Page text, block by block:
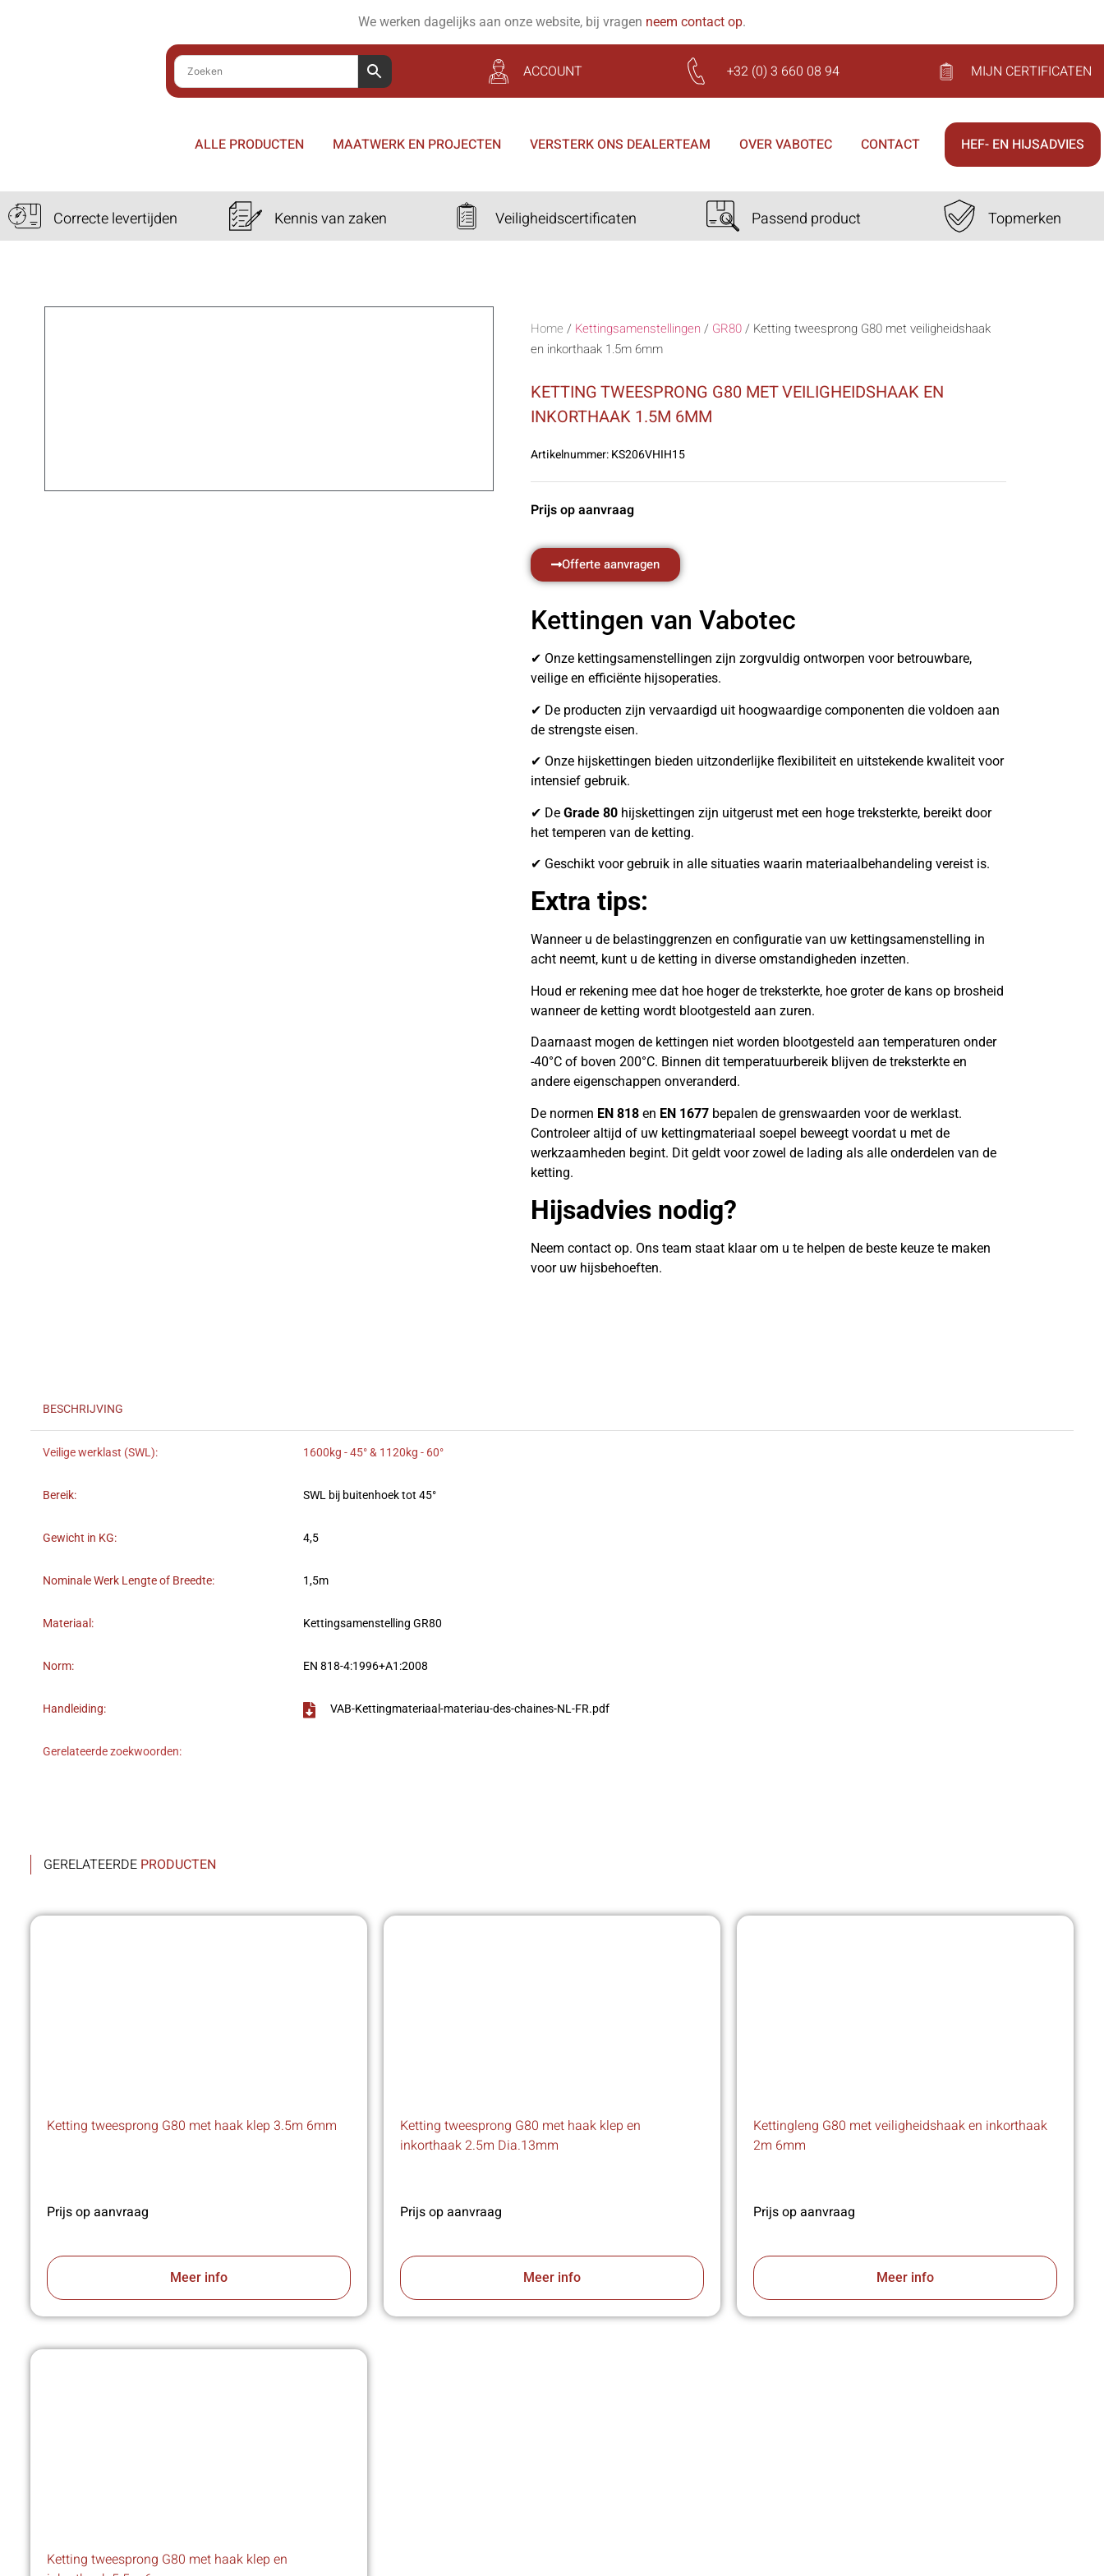
We werken dagelijks aan onze website, bij vragen neem contact op.
ACCOUNT +32 (0) 3 660 08 94 MIJN CERTIFICATEN
ALLE PRODUCTEN MAATWERK EN PROJECTEN VERSTERK ONS DEALERTEAM OVER VABOTEC CONTACT HEF- EN HIJSADVIES
Correcte levertijden Kennis van zaken Veiligheidscertificaten Passend product Topmerken
Home / Kettingsamenstellingen / GR80/ Ketting tweesprong G80 met veiligheidshaak
en inkorthaak 1.5m 6mm
KETTING TWEESPRONG G80 MET VEILIGHEIDSHAAK EN
INKORTHAAK 1.5M 6MM
Artikelnummer:KS206VHIH15
Prijs op aanvraag
Offerte aanvragen
Kettingen van Vabotec
✔ Onze kettingsamenstellingen zijn zorgvuldig ontworpen voor betrouwbare,
veilige en efficiënte hijsoperaties.
✔ De producten zijn vervaardigd uit hoogwaardige componenten die voldoen aan
de strengste eisen.
✔ Onze hijskettingen bieden uitzonderlijke flexibiliteit en uitstekende kwaliteit voor
intensief gebruik.
✔ De Grade 80 hijskettingen zijn uitgerust met een hoge treksterkte, bereikt door
het temperen van de ketting.
✔ Geschikt voor gebruik in alle situaties waarin materiaalbehandeling vereist is.
Extra tips:
Wanneer u de belastinggrenzen en configuratie van uw kettingsamenstelling in
acht neemt, kunt u de ketting in diverse omstandigheden inzetten.
Houd er rekening mee dat hoe hoger de treksterkte, hoe groter de kans op brosheid
wanneer de ketting wordt blootgesteld aan zuren.
Daarnaast mogen de kettingen niet worden blootgesteld aan temperaturen onder
-40°C of boven 200°C. Binnen dit temperatuurbereik blijven de treksterkte en
andere eigenschappen onveranderd.
De normen EN 818 en EN 1677 bepalen de grenswaarden voor de werklast.
Controleer altijd of uw kettingmateriaal soepel beweegt voordat u met de
werkzaamheden begint. Dit geldt voor zowel de lading als alle onderdelen van de
ketting.
Hijsadvies nodig?
Neem contact op. Ons team staat klaar om u te helpen de beste keuze te maken
voor uw hijsbehoeften.
BESCHRIJVING
Veilige werklast (SWL): 1600kg - 45° & 1120kg - 60°
Bereik: SWL bij buitenhoek tot 45°
Gewicht in KG: 4,5
Nominale Werk Lengte of Breedte: 1,5m
Materiaal: Kettingsamenstelling GR80
Norm: EN 818-4:1996+A1:2008
Handleiding: VAB-Kettingmateriaal-materiau-des-chaines-NL-FR.pdf
Gerelateerde zoekwoorden:
GERELATEERDE PRODUCTEN
Ketting tweesprong G80 met haak klep 3.5m 6mm
Prijs op aanvraag
Meer info
Ketting tweesprong G80 met haak klep en
inkorthaak 2.5m Dia.13mm
Prijs op aanvraag
Meer info
Kettingleng G80 met veiligheidshaak en inkorthaak
2m 6mm
Prijs op aanvraag
Meer info
Ketting tweesprong G80 met haak klep en